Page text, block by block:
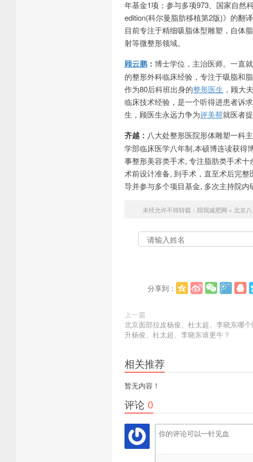
年基金1项；参与多项973、国家自然
edition(科尔曼脂肪移植第2版)》的翻
目前专注于精细吸脂体型雕塑，自体
射等微整形领域。
顾云鹏： 博士学位，主治医师。一直
的整形外科临床经验，专注于吸脂和
作为80后科班出身的整形医生 ，顾大
临床技术经验，是一个听得进患者诉
生，顾医生永远力争为评美帮就医者
齐越： 八大处整形医院形体雕塑一科
学部临床医学八年制,本硕博连读获得
事整形美容类手术, 专注脂肪类手术
术前设计准备, 到手术，直至术后完
导并参与多个项目基金, 多次主持院内
未经允许不得转载： 陪我减肥网 » 北京
分享到：
上一篇
北京面部拉皮杨俊、杜太超、李晓东哪
升杨俊、杜太超、李晓东谁更牛？
相关推荐
暂无内容！
评论 0